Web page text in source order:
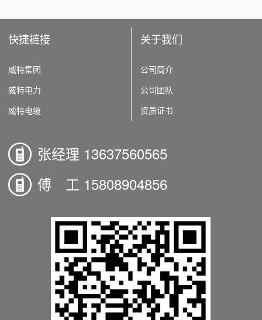
快捷裢接
威特集团
威特电力
威特电缆
关于我们
公司简介
公司团队
资质证书
张经理 13637560565
傅 工 15808904856